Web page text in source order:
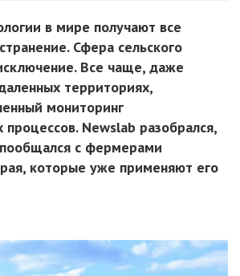
в мире получают все
Сфера сельского
Все чаще, даже
территориях,
мониторинг
процессов. Newslab разобрался,
с фермерами
которые уже применяют его